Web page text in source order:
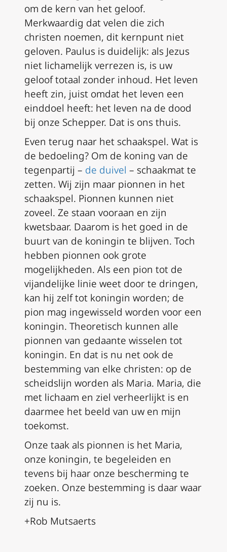
om de kern van het geloof.
Merkwaardig dat velen die zich
christen noemen, dit kernpunt niet
geloven. Paulus is duidelijk: als Jezus
niet lichamelijk verrezen is, is uw
geloof totaal zonder inhoud. Het leven
heeft zin, juist omdat het leven een
einddoel heeft: het leven na de dood
bij onze Schepper. Dat is ons thuis.
Even terug naar het schaakspel. Wat is
de bedoeling? Om de koning van de
tegenpartij – de duivel – schaakmat te
zetten. Wij zijn maar pionnen in het
schaakspel. Pionnen kunnen niet
zoveel. Ze staan vooraan en zijn
kwetsbaar. Daarom is het goed in de
buurt van de koningin te blijven. Toch
hebben pionnen ook grote
mogelijkheden. Als een pion tot de
vijandelijke linie weet door te dringen,
kan hij zelf tot koningin worden; de
pion mag ingewisseld worden voor een
koningin. Theoretisch kunnen alle
pionnen van gedaante wisselen tot
koningin. En dat is nu net ook de
bestemming van elke christen: op de
scheidslijn worden als Maria. Maria, die
met lichaam en ziel verheerlijkt is en
daarmee het beeld van uw en mijn
toekomst.
Onze taak als pionnen is het Maria,
onze koningin, te begeleiden en
tevens bij haar onze bescherming te
zoeken. Onze bestemming is daar waar
zij nu is.
+Rob Mutsaerts